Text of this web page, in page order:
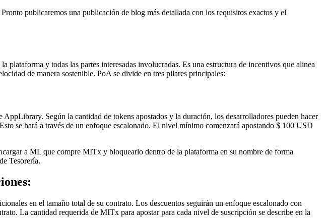
publicaremos una publicación de blog más detallada con los requisitos exactos y el
y todas las partes interesadas involucradas. Es una estructura de incentivos que alinea
de manera sostenible. PoA se divide en tres pilares principales:
Según la cantidad de tokens apostados y la duración, los desarrolladores pueden hacer
se hará a través de un enfoque escalonado. El nivel mínimo comenzará apostando $ 100 USD
a ML que compre MITx y bloquearlo dentro de la plataforma en su nombre de forma
Tesorería.
en el tamaño total de su contrato. Los descuentos seguirán un enfoque escalonado con
La cantidad requerida de MITx para apostar para cada nivel de suscripción se describe en la